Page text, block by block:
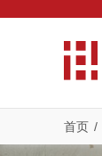
首页 /